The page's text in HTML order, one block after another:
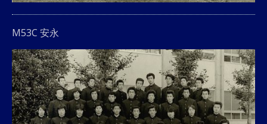
M53C 安永